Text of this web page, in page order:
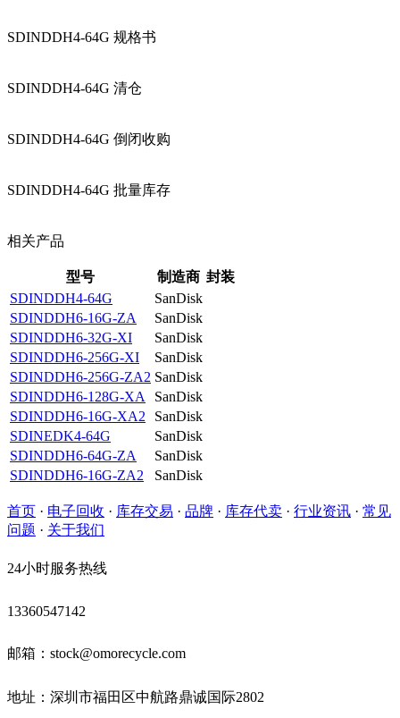
SDINDDH4-64G 规格书
SDINDDH4-64G 清仓
SDINDDH4-64G 倒闭收购
SDINDDH4-64G 批量库存
相关产品
型号 制造商 封装
SDINDDH4-64G
SanDisk
SDINDDH6-16G-ZA
SanDisk
SDINDDH6-32G-XI
SanDisk
SDINDDH6-256G-XI
SanDisk
SDINDDH6-256G-ZA2 SanDisk
SDINDDH6-128G-XA
SanDisk
SDINDDH6-16G-XA2
SanDisk
SDINEDK4-64G
SanDisk
SDINDDH6-64G-ZA
SanDisk
SDINDDH6-16G-ZA2
SanDisk
首页 · 电子回收 · 库存交易 · 品牌 · 库存代卖 · 行业资讯 · 常见
问题 · 关于我们
24小时服务热线
13360547142
邮箱：stock@omorecycle.com
地址：深圳市福田区中航路鼎诚国际2802